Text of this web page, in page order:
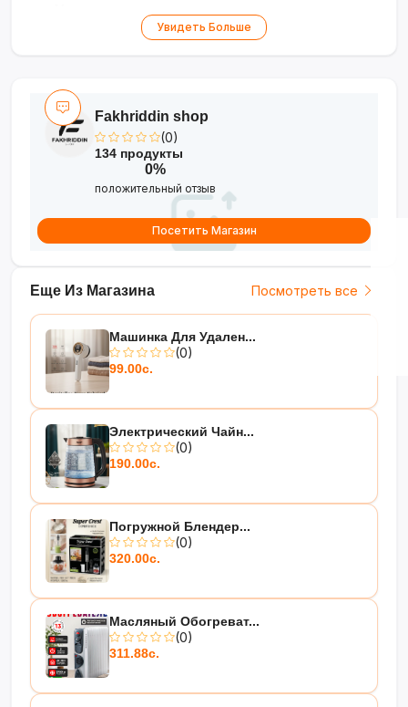
кофейных зёрен и сухих специй
Увидеть Больше
Еще Из Магазина Посмотреть все
Машинка Для Удален...
(0)
99.00с.
Электрический Чайн...
(0)
190.00с.
Погружной Блендер...
(0)
320.00с.
Масляный Обогреват...
(0)
311.88с.
Fakhriddin shop
(0)
134 продукты
0%
положительный отзыв
Посетить Магазин